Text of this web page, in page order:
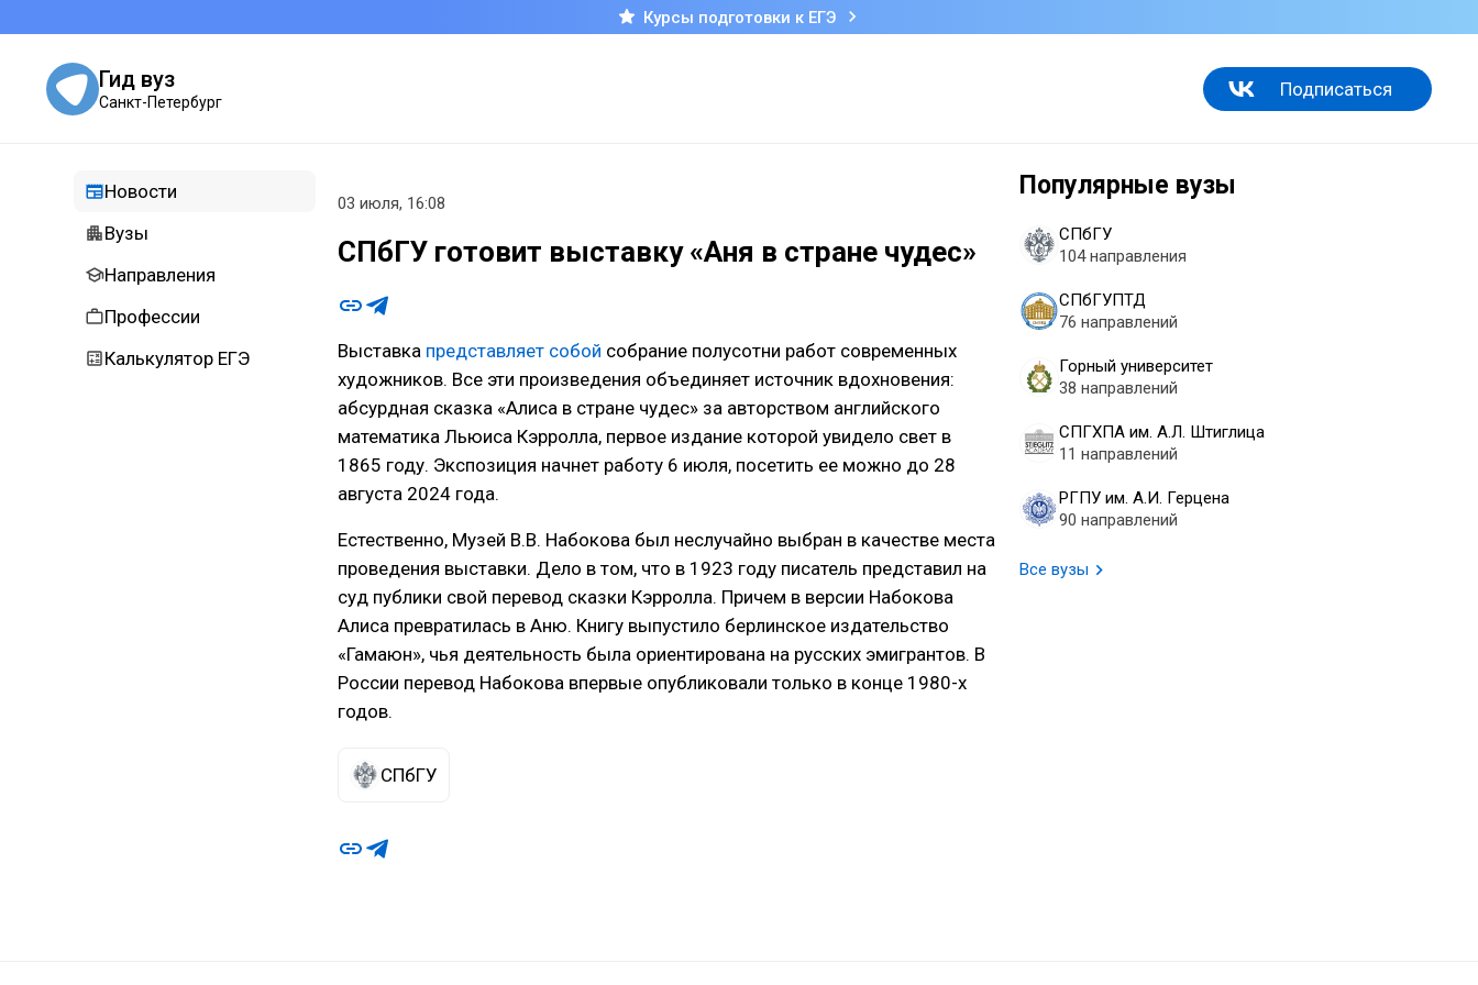
Курсы подготовки к ЕГЭ
Гид вуз
Санкт-Петербург
Подписаться
Новости
Вузы
Направления
Профессии
Калькулятор ЕГЭ
Популярные вузы
СПбГУ
104 направления
СПбГУПТД
76 направлений
Горный университет
38 направлений
СПГХПА им. А.Л. Штиглица
11 направлений
РГПУ им. А.И. Герцена
90 направлений
Все вузы
03 июля, 16:08
СПбГУ готовит выставку «Аня в стране чудес»
Выставка представляет собой собрание полусотни работ современных
художников. Все эти произведения объединяет источник вдохновения:
абсурдная сказка «Алиса в стране чудес» за авторством английского
математика Льюиса Кэрролла, первое издание которой увидело свет в
1865 году. Экспозиция начнет работу 6 июля, посетить ее можно до 28
августа 2024 года.
Естественно, Музей В.В. Набокова был неслучайно выбран в качестве места
проведения выставки. Дело в том, что в 1923 году писатель представил на
суд публики свой перевод сказки Кэрролла. Причем в версии Набокова
Алиса превратилась в Аню. Книгу выпустило берлинское издательство
«Гамаюн», чья деятельность была ориентирована на русских эмигрантов. В
России перевод Набокова впервые опубликовали только в конце 1980-х
годов.
СПбГУ